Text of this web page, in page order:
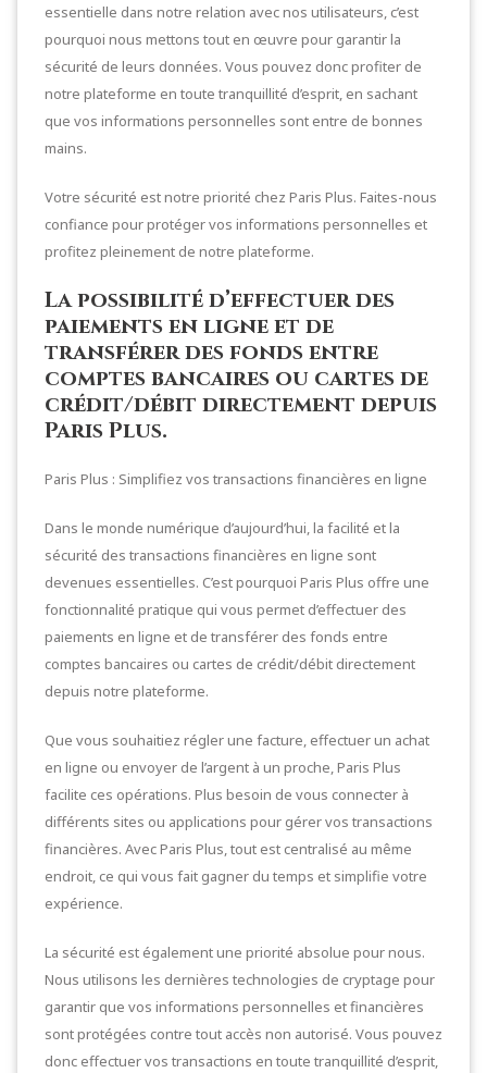
essentielle dans notre relation avec nos utilisateurs, c’est
pourquoi nous mettons tout en œuvre pour garantir la
sécurité de leurs données. Vous pouvez donc profiter de
notre plateforme en toute tranquillité d’esprit, en sachant
que vos informations personnelles sont entre de bonnes
mains.
Votre sécurité est notre priorité chez Paris Plus. Faites-nous
confiance pour protéger vos informations personnelles et
profitez pleinement de notre plateforme.
La possibilité d’effectuer des
paiements en ligne et de
transférer des fonds entre
comptes bancaires ou cartes de
crédit/débit directement depuis
Paris Plus.
Paris Plus : Simplifiez vos transactions financières en ligne
Dans le monde numérique d’aujourd’hui, la facilité et la
sécurité des transactions financières en ligne sont
devenues essentielles. C’est pourquoi Paris Plus offre une
fonctionnalité pratique qui vous permet d’effectuer des
paiements en ligne et de transférer des fonds entre
comptes bancaires ou cartes de crédit/débit directement
depuis notre plateforme.
Que vous souhaitiez régler une facture, effectuer un achat
en ligne ou envoyer de l’argent à un proche, Paris Plus
facilite ces opérations. Plus besoin de vous connecter à
différents sites ou applications pour gérer vos transactions
financières. Avec Paris Plus, tout est centralisé au même
endroit, ce qui vous fait gagner du temps et simplifie votre
expérience.
La sécurité est également une priorité absolue pour nous.
Nous utilisons les dernières technologies de cryptage pour
garantir que vos informations personnelles et financières
sont protégées contre tout accès non autorisé. Vous pouvez
donc effectuer vos transactions en toute tranquillité d’esprit,